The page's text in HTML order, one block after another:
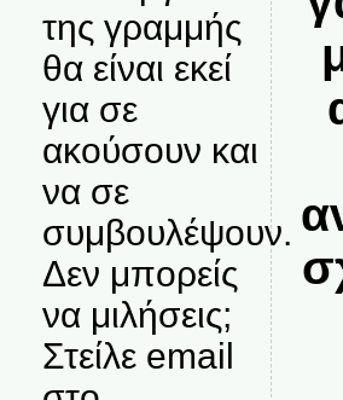
της γραμμής
θα είναι εκεί
για σε
ακούσουν και
να σε
συμβουλέψουν.
Δεν μπορείς
να μιλήσεις;
Στείλε email